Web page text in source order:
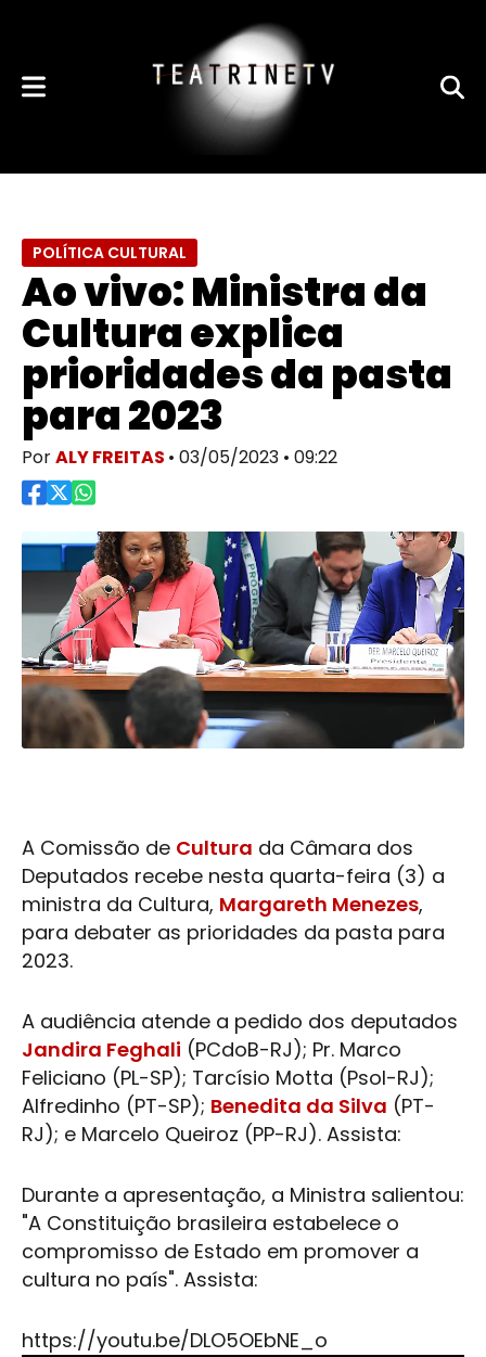
POLÍTICA CULTURAL
Ao vivo: Ministra da
Cultura explica
prioridades da pasta
para 2023
PorALY FREITAS • 03/05/2023 • 09:22
A Comissão de Cultura da Câmara dos
Deputados recebe nesta quarta-feira (3) a
ministra da Cultura, Margareth Menezes,
para debater as prioridades da pasta para
2023.
A audiência atende a pedido dos deputados
Jandira Feghali (PCdoB-RJ); Pr. Marco
Feliciano (PL-SP); Tarcísio Motta (Psol-RJ);
Alfredinho (PT-SP); Benedita da Silva (PT-
RJ); e Marcelo Queiroz (PP-RJ). Assista:
Durante a apresentação, a Ministra salientou:
"A Constituição brasileira estabelece o
compromisso de Estado em promover a
cultura no país". Assista:
https://youtu.be/DLO5OEbNE_o